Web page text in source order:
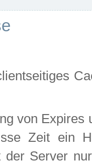
von
Zeit ein
der Server